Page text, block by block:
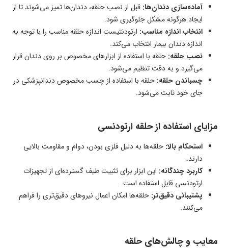
آماده‌سازی دندان‌ها: قبل از نصب حلقه، دندان‌ها تمیز می‌شوند تا از
ایجاد هرگونه مشکل جلوگیری شود.
انتخاب اندازه مناسب: ارتودنتیست اندازه حلقه مناسب را با توجه به
اندازه دندان بیمار انتخاب می‌کند.
نصب حلقه: حلقه با استفاده از ابزارهای مخصوص بر روی دندان قرار
می‌گیرد و به دقت تنظیم می‌شود.
چسباندن حلقه: حلقه با استفاده از چسب مخصوص دندانپزشکی در
جای خود ثابت می‌شود.
مزایای استفاده از حلقه ارتودنسی
استحکام بالا: حلقه‌ها به دلیل فلزی بودن، دوام و مقاومت بالایی
دارند.
کاربرد چندگانه: این ابزار برای تثبیت طیف گسترده‌ای از تجهیزات
ارتودنسی قابل استفاده است.
پشتیبانی دقیق‌تر: حلقه‌ها امکان اعمال نیروهای دقیق‌تری را فراهم
می‌کنند.
معایب و چالش‌های حلقه